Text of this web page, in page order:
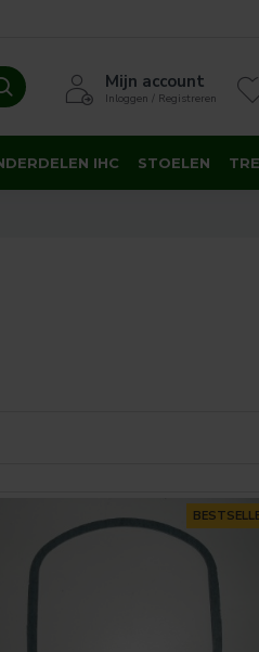
Mijn account
Inloggen / Registreren
IHC STOELEN